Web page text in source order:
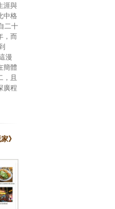
涯與
中格
二十
，而
漫
簡體
，且
廣程
》